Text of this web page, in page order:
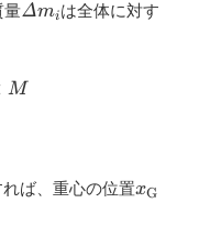
量\varDelta
Δmiは全体に対す
M
れば、重心の位置xG